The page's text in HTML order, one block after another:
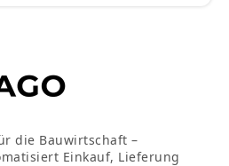
die Bauwirtschaft –
Einkauf, Lieferung